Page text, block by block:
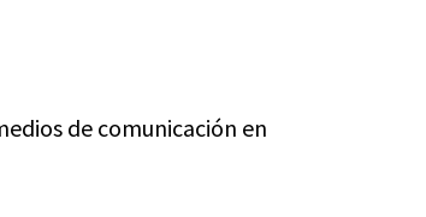
de comunicación en